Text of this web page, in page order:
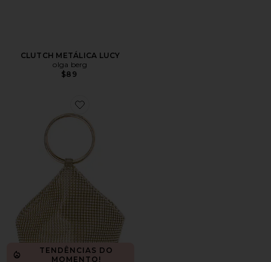
CLUTCH METÁLICA LUCY
olga berg
$89
Favorite Bianca Ball Mesh Handle Bag
TENDÊNCIAS DO
MOMENTO!